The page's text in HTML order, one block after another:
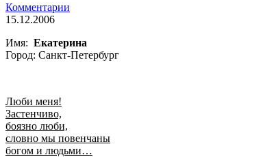
Комментарии
15.12.2006
Имя: Екатерина
Город: Санкт-Петербург
Люби меня!
Застенчиво,
боязно люби,
словно мы повенчаны
богом и людьми…